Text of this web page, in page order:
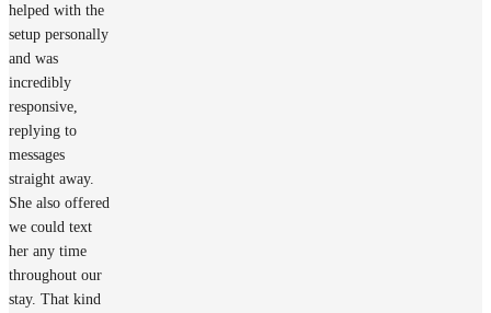
helped with the
setup personally
and was
incredibly
responsive,
replying to
messages
straight away.
She also offered
we could text
her any time
throughout our
stay. That kind